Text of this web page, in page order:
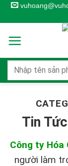
Skip
to
content
Tin
Công ty Hóa
người làm